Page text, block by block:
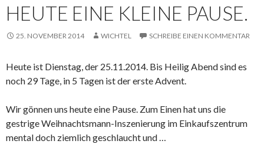
HEUTE EINE KLEINE PAUSE.
25. NOVEMBER 2014 WICHTEL SCHREIBE EINEN KOMMENTAR
Heute ist Dienstag, der 25.11.2014. Bis Heilig Abend sind es
noch 29 Tage, in 5 Tagen ist der erste Advent.
Wir gönnen uns heute eine Pause. Zum Einen hat uns die
gestrige Weihnachtsmann-Inszenierung im Einkaufszentrum
mental doch ziemlich geschlaucht und …